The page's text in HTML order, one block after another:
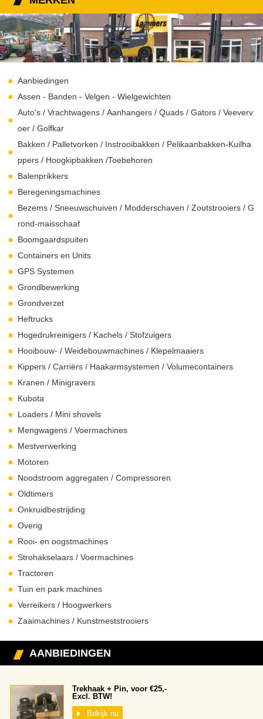
Aanbiedingen
Assen - Banden - Velgen - Wielgewichten
Auto's / Vrachtwagens / Aanhangers / Quads / Gators / Veeverv
oer / Golfkar
Bakken / Palletvorken / Instrooibakken / Pelikaanbakken-Kuilha
ppers / Hoogkipbakken /Toebehoren
Balenprikkers
Beregeningsmachines
Bezems / Sneeuwschuiven / Modderschaven / Zoutstrooiers / G
rond-maisschaaf
Boomgaardspuiten
Containers en Units
GPS Systemen
Grondbewerking
Grondverzet
Heftrucks
Hogedrukreinigers / Kachels / Stofzuigers
Hooibouw- / Weidebouwmachines / Klepelmaaiers
Kippers / Carriërs / Haakarmsystemen / Volumecontainers
Kranen / Minigravers
Kubota
Loaders / Mini shovels
Mengwagens / Voermachines
Mestverwerking
Motoren
Noodstroom aggregaten / Compressoren
Oldtimers
Onkruidbestrijding
Overig
Rooi- en oogstmachines
Strohakselaars / Voermachines
Tractoren
Tuin en park machines
Verreikers / Hoogwerkers
Zaaimachines / Kunstmeststrooiers
AANBIEDINGEN
Trekhaak + Pin, voor €25,-
Excl. BTW!
Bekijk nu